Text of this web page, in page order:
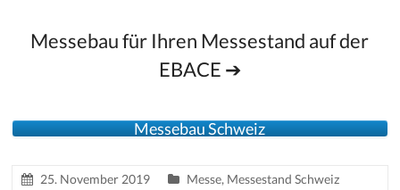
Messebau für Ihren Messestand auf der
EBACE ➔
Messebau Schweiz
25. November 2019 Messe, Messestand Schweiz